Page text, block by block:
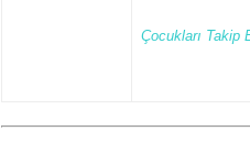
Çocukları Takip